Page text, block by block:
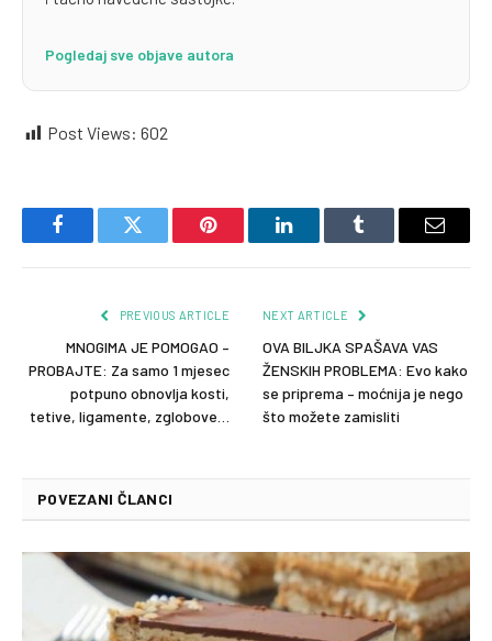
Pogledaj sve objave autora
Post Views: 602
FacebookTwitter Pinterest LinkedInTumblr Email
PREVIOUS ARTICLE
MNOGIMA JE POMOGAO –
PROBAJTE: Za samo 1 mjesec
potpuno obnovlja kosti,
tetive, ligamente, zglobove…
NEXT ARTICLE
OVA BILJKA SPAŠAVA VAS
ŽENSKIH PROBLEMA: Evo kako
se priprema – moćnija je nego
što možete zamisliti
POVEZANI ČLANCI